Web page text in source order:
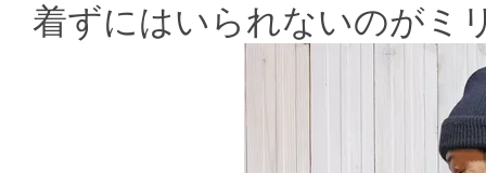
着ずにはいられないのがミ